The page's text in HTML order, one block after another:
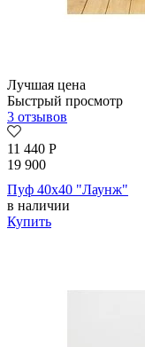
Лучшая цена
Быстрый просмотр
3 отзывов
11 440 Р
19 900
Пуф 40х40 "Лаунж"
в наличии
Купить